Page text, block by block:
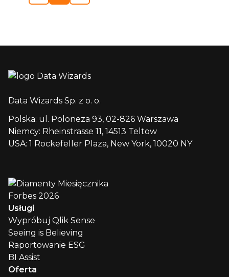
Data Wizards Sp. z o. o.
Polska: ul. Poloneza 93, 02-826 Warszawa
Niemcy: Rheinstrasse 11, 14513 Teltow
USA: 1 Rockefeller Plaza, New York, 10020 NY
Usługi
Wypróbuj Qlik Sense
Seeing is Believing
Raportowanie ESG
BI Assist
Oferta